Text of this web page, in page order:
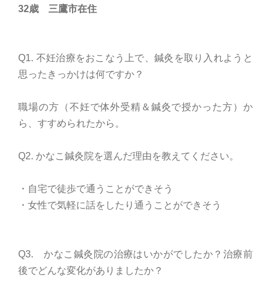
32歳 三鷹市在住
Q1. 不妊治療をおこなう上で、鍼灸を取り入れようと
思ったきっかけは何ですか？
職場の方（不妊で体外受精＆鍼灸で授かった方）か
ら、すすめられたから。
Q2. かなこ鍼灸院を選んだ理由を教えてください。
・自宅で徒歩で通うことができそう
・女性で気軽に話をしたり通うことができそう
Q3. かなこ鍼灸院の治療はいかがでしたか？治療前
後でどんな変化がありましたか？